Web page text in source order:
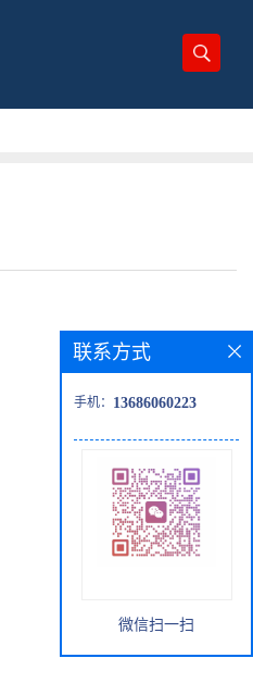
联系方式
手机： 13686060223
微信扫一扫